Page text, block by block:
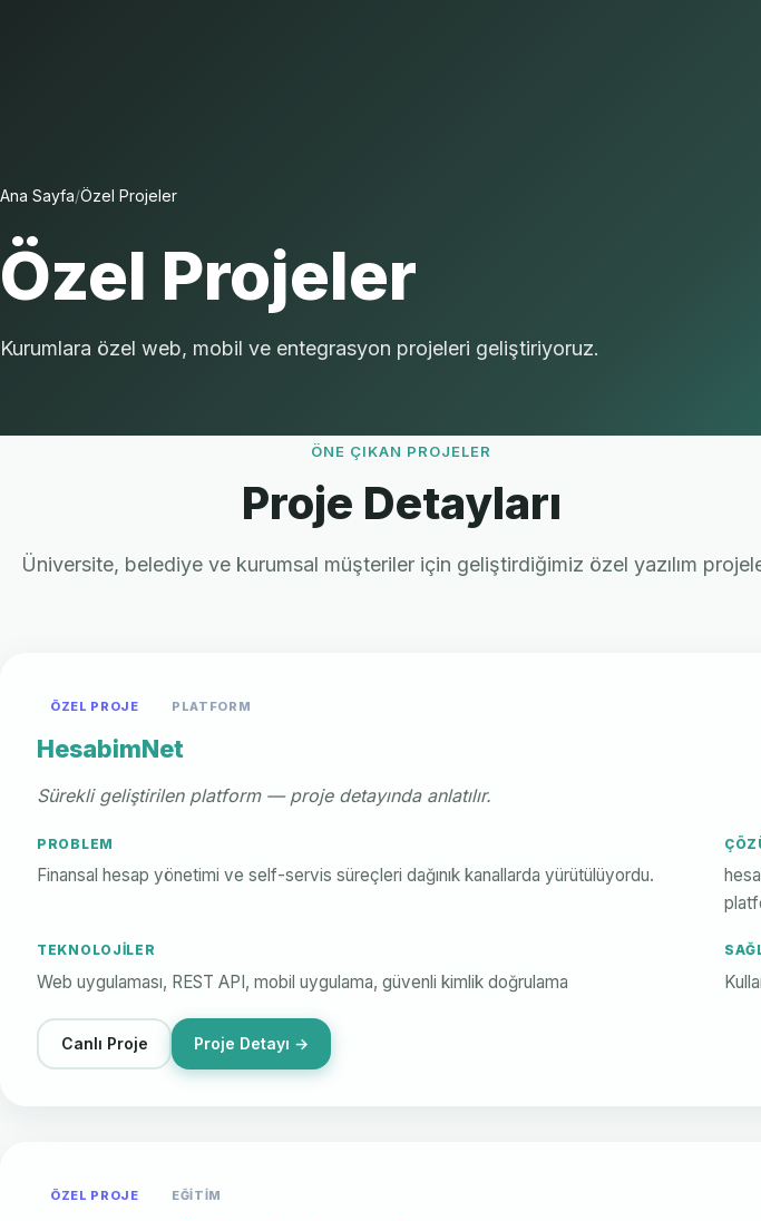
Ana Sayfa/Özel Projeler
Özel Projeler
Kurumlara özel web, mobil ve entegrasyon projeleri geliştiriyoruz.
ÖNE ÇIKAN PROJELER
Proje Detayları
Üniversite, belediye ve kurumsal müşteriler için geliştirdiğimiz özel yazılım
ÖZEL PROJE PLATFORM
HesabimNet
Sürekli geliştirilen platform — proje detayında anlatılır.
PROBLEM
Finansal hesap yönetimi ve self-servis süreçleri dağınık kanallarda yürütülüyordu.
TEKNOLOJILER
Web uygulaması, REST API, mobil uygulama, güvenli kimlik doğrulama
Canlı Proje Proje Detayı →
ÖZEL PROJE EĞITIM